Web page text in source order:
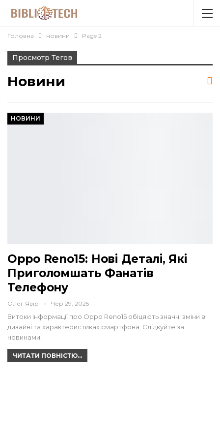
Головна новини Page 2
Просмотр Тегов
Новини
НОВИНИ
Oppo Reno15: Нові Деталі, Які
Приголомшать Фанатів
Телефону
Олег Явір Чер 29, 2025
Витоки інформації про Oppo Reno15 обіцяють значні зміни в
дизайні та характеристиках смартфона. Слідкуйте за
новинами!
ЧИТАТИ ПОВНІСТЮ...